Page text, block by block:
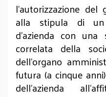
l’autorizzazione del
alla stipula di
d’azienda con
correlata della
dell’organo
futura (a cinque
dell’azienda